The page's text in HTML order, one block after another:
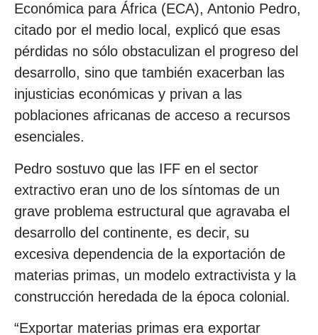
Económica para África (ECA), Antonio Pedro,
citado por el medio local, explicó que esas
pérdidas no sólo obstaculizan el progreso del
desarrollo, sino que también exacerban las
injusticias económicas y privan a las
poblaciones africanas de acceso a recursos
esenciales.
Pedro sostuvo que las IFF en el sector
extractivo eran uno de los síntomas de un
grave problema estructural que agravaba el
desarrollo del continente, es decir, su
excesiva dependencia de la exportación de
materias primas, un modelo extractivista y la
construcción heredada de la época colonial.
“Exportar materias primas era exportar